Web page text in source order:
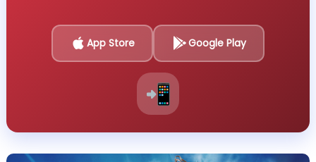
App Store Google Play
📲